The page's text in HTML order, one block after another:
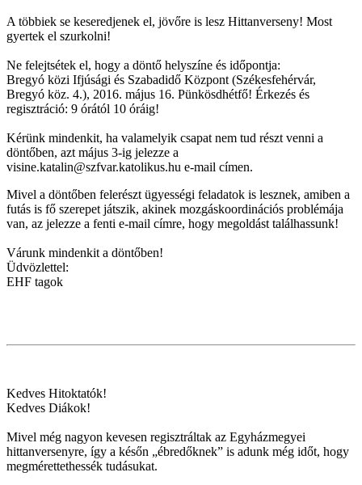
A többiek se keseredjenek el, jövőre is lesz Hittanverseny! Most
gyertek el szurkolni!
Ne felejtsétek el, hogy a döntő helyszíne és időpontja:
Bregyó közi Ifjúsági és Szabadidő Központ (Székesfehérvár,
Bregyó köz. 4.), 2016. május 16. Pünkösdhétfő! Érkezés és
regisztráció: 9 órától 10 óráig!
Kérünk mindenkit, ha valamelyik csapat nem tud részt venni a
döntőben, azt május 3-ig jelezze a
visine.katalin@szfvar.katolikus.hu e-mail címen.
Mivel a döntőben felerészt ügyességi feladatok is lesznek, amiben a
futás is fő szerepet játszik, akinek mozgáskoordinációs problémája
van, az jelezze a fenti e-mail címre, hogy megoldást találhassunk!
Várunk mindenkit a döntőben!
Üdvözlettel:
EHF tagok
Kedves Hitoktatók!
Kedves Diákok!
Mivel még nagyon kevesen regisztráltak az Egyházmegyei
hittanversenyre, így a későn „ébredőknek” is adunk még időt, hogy
megmérettethessék tudásukat.